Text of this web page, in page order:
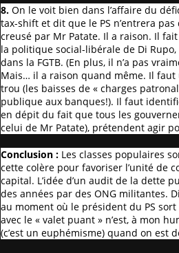
8. On le voit bien dans l’affaire du
tax-shift et dit que le PS n’entrera
creusé par Mr Patate. Il a raison. Il
la politique social-libérale de Di
dans la FGTB. (En plus, il n’a pas
Mais… il a raison quand même. Il
trou (les baisses de « charges
publique aux banques!). Il faut
en dépit du fait que tous les
celui de Mr Patate), prétendent agir
Conclusion : Les classes populaires
cette colère pour favoriser l’unité de
capital. L’idée d’un audit de la dette
des années par des ONG militantes.
au moment où le président du PS
avec le « valet puant » n’est, à mon
(c’est un euphémisme) quand on est